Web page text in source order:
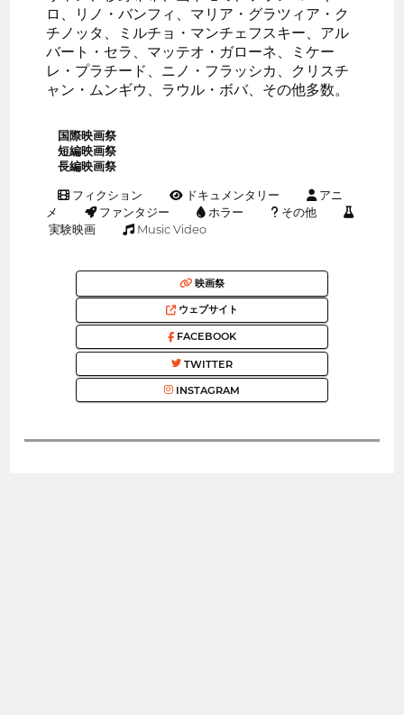
ロ、リノ・バンフィ、マリア・グラツィア・ク
チノッタ、ミルチョ・マンチェフスキー、アル
バート・セラ、マッテオ・ガローネ、ミケー
レ・プラチード、ニノ・フラッシカ、クリスチ
ャン・ムンギウ、ラウル・ボバ、その他多数。
国際映画祭
短編映画祭
長編映画祭
フィクション ドキュメンタリー
アニ
メ
ファンタジー ホラー
その他
実験映画
Music Video
映画祭
ウェブサイト
FACEBOOK
TWITTER
INSTAGRAM